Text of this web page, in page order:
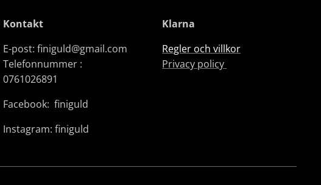
Kontakt
E-post: finiguld@gmail.com
Telefonnummer :
0761026891
Facebook: finiguld
Instagram: finiguld
Klarna
Regler och villkor
Privacy policy